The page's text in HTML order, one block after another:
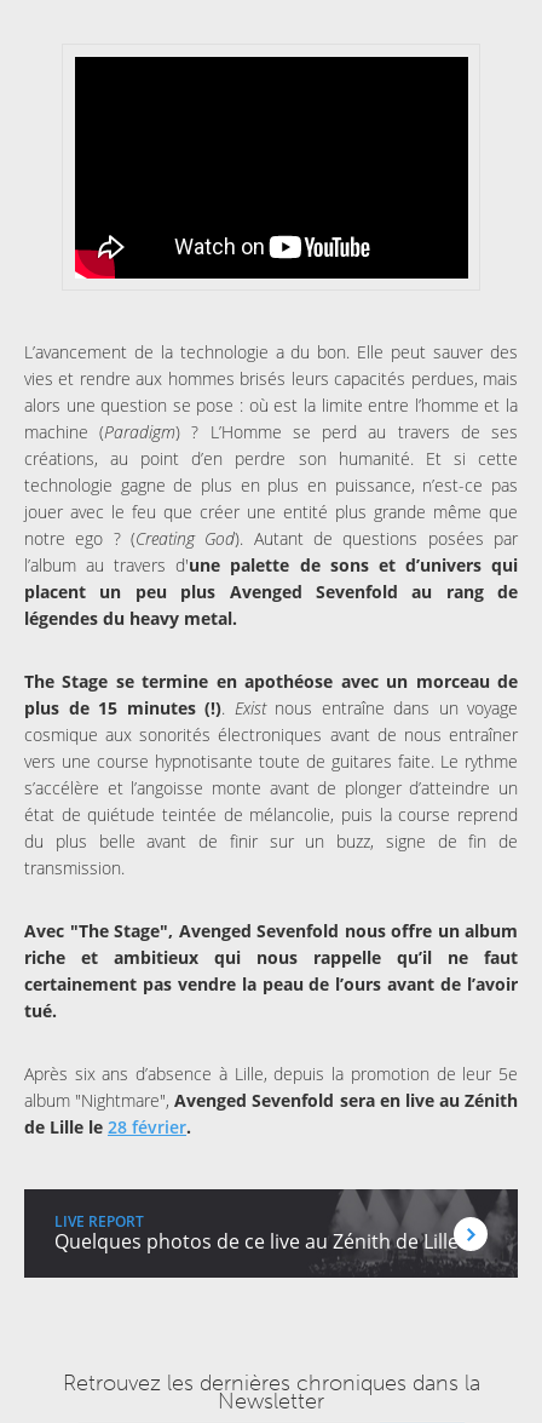
L’avancement de la technologie a du bon. Elle peut sauver des
vies et rendre aux hommes brisés leurs capacités perdues, mais
alors une question se pose : où est la limite entre l’homme et la
machine (Paradigm) ? L’Homme se perd au travers de ses
créations, au point d’en perdre son humanité. Et si cette
technologie gagne de plus en plus en puissance, n’est-ce pas
jouer avec le feu que créer une entité plus grande même que
notre ego ? (Creating God). Autant de questions posées par
l’album au travers d'une palette de sons et d’univers qui
placent un peu plus Avenged Sevenfold au rang de
légendes du heavy metal.
The Stage se termine en apothéose avec un morceau de
plus de 15 minutes (!). Existnous entraîne dans un voyage
cosmique aux sonorités électroniques avant de nous entraîner
vers une course hypnotisante toute de guitares faite. Le rythme
s’accélère et l’angoisse monte avant de plonger d’atteindre un
état de quiétude teintée de mélancolie, puis la course reprend
du plus belle avant de finir sur un buzz, signe de fin de
transmission.
Avec "The Stage", Avenged Sevenfold nous offre un album
riche et ambitieux qui nous rappelle qu’il ne faut
certainement pas vendre la peau de l’ours avant de l’avoir
tué.
Après six ans d’absence à Lille, depuis la promotion de leur 5e
album "Nightmare", Avenged Sevenfold sera en live au Zénith
de Lille le 28 février.
Quelques photos de ce live au Zénith de Lille
Retrouvez les dernières chroniques dans la
Newsletter